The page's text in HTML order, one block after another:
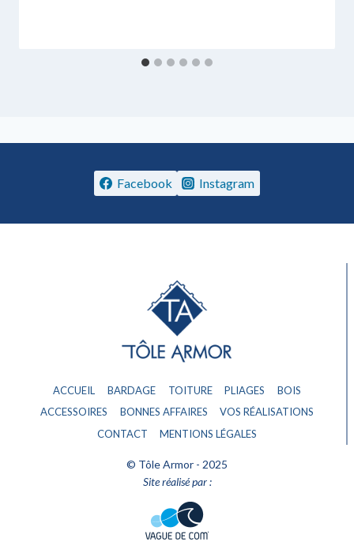
Facebook Instagram
ACCUEIL BARDAGE TOITURE PLIAGES
BOIS
ACCESSOIRES
BONNES AFFAIRES
VOS RÉALISATIONS
CONTACT
MENTIONS LÉGALES
© Tôle Armor - 2025
Site réalisé par :